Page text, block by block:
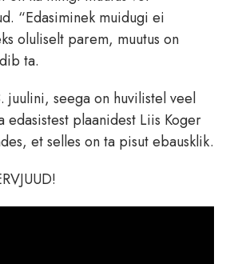
“Edasiminek muidugi ei
oluliselt parem, muutus on
ta.
juulini, seega on huvilistel veel
edasistest plaanidest Liis Koger
et selles on ta pisut ebausklik.